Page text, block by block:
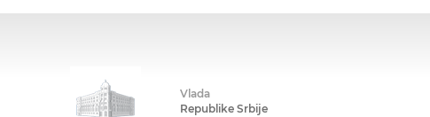
Vlada
Republike Srbije